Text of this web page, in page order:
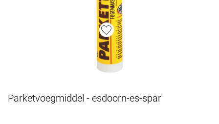
Parketvoegmiddel - esdoorn-es-spar